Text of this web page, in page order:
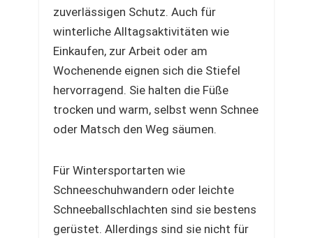
zuverlässigen Schutz. Auch für
winterliche Alltagsaktivitäten wie
Einkaufen, zur Arbeit oder am
Wochenende eignen sich die Stiefel
hervorragend. Sie halten die Füße
trocken und warm, selbst wenn Schnee
oder Matsch den Weg säumen.
Für Wintersportarten wie
Schneeschuhwandern oder leichte
Schneeballschlachten sind sie bestens
gerüstet. Allerdings sind sie nicht für